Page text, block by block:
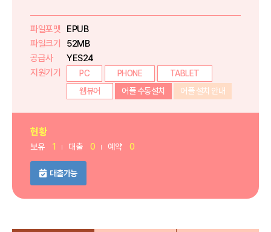
파일포맷
EPUB
파일크기
52MB
공급사
YES24
지원기기
PC PHONE
TABLET
웹뷰어
어플 수동설치 어플 설치 안내
현황
보유 1 대출 0 예약 0
대출가능